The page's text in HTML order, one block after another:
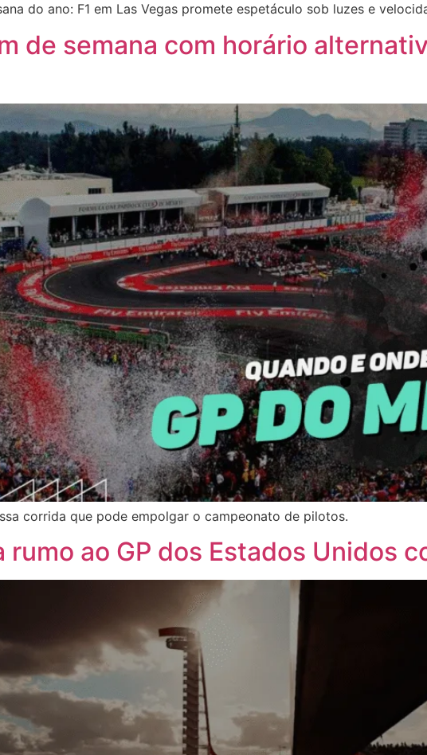
do ano: F1 em Las Vegas promete espetáculo sob luzes e
de semana com horário
corrida que pode empolgar o campeonato de pilotos.
rumo ao GP dos Estados Unidos